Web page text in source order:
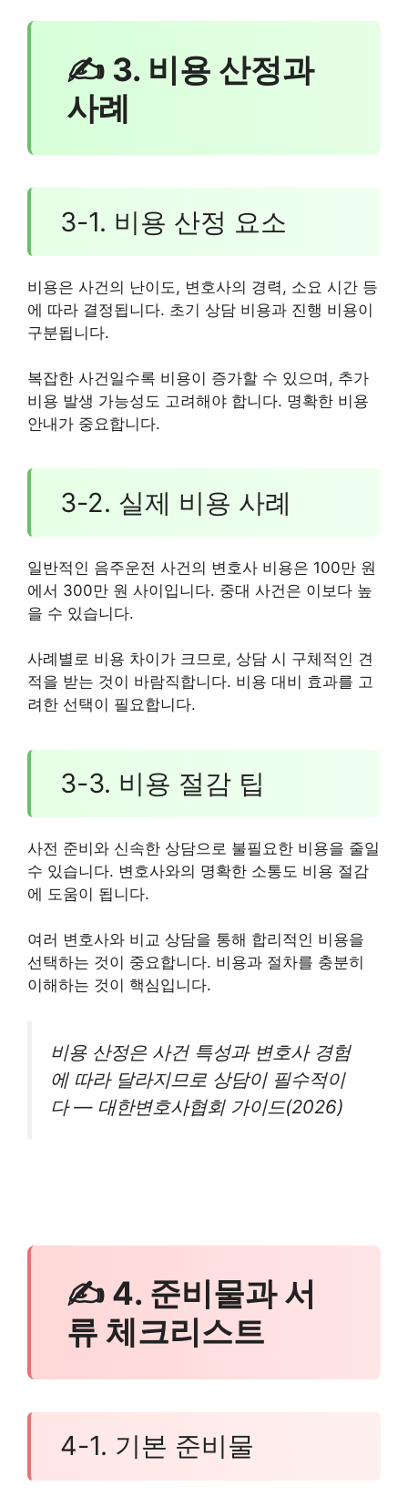
✍ 3. 비용 산정과
사례
3-1. 비용 산정 요소
비용은 사건의 난이도, 변호사의 경력, 소요 시간 등
에 따라 결정됩니다. 초기 상담 비용과 진행 비용이
구분됩니다.
복잡한 사건일수록 비용이 증가할 수 있으며, 추가
비용 발생 가능성도 고려해야 합니다. 명확한 비용
안내가 중요합니다.
3-2. 실제 비용 사례
일반적인 음주운전 사건의 변호사 비용은 100만 원
에서 300만 원 사이입니다. 중대 사건은 이보다 높
을 수 있습니다.
사례별로 비용 차이가 크므로, 상담 시 구체적인 견
적을 받는 것이 바람직합니다. 비용 대비 효과를 고
려한 선택이 필요합니다.
3-3. 비용 절감 팁
사전 준비와 신속한 상담으로 불필요한 비용을 줄일
수 있습니다. 변호사와의 명확한 소통도 비용 절감
에 도움이 됩니다.
여러 변호사와 비교 상담을 통해 합리적인 비용을
선택하는 것이 중요합니다. 비용과 절차를 충분히
이해하는 것이 핵심입니다.
비용 산정은 사건 특성과 변호사 경험
에 따라 달라지므로 상담이 필수적이
다 — 대한변호사협회 가이드(2026)
✍ 4. 준비물과 서
류 체크리스트
4-1. 기본 준비물